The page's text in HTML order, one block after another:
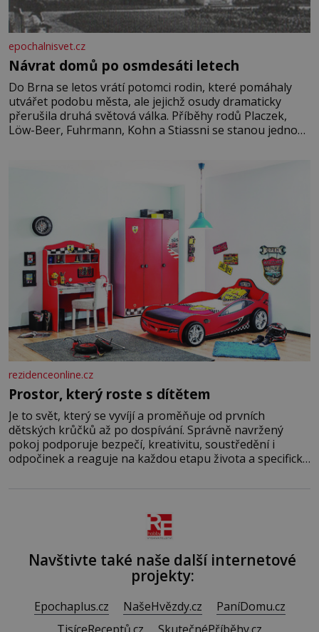
epochalnisvet.cz
Návrat domů po osmdesáti letech
Do Brna se letos vrátí potomci rodin, které pomáhaly
utvářet podobu města, ale jejichž osudy dramaticky
přerušila druhá světová válka. Příběhy rodů Placzek,
Löw-Beer, Fuhrmann, Kohn a Stiassni se stanou jednou
jednoduché. Místa, která si člověk pamatuje z rodinných
rezidenceonline.cz
Prostor, který roste s dítětem
Je to svět, který se vyvíjí a proměňuje od prvních
dětských krůčků až po dospívání. Správně navržený
pokoj podporuje bezpečí, kreativitu, soustředění i
odpočinek a reaguje na každou etapu života a specifické
Navštivte také naše další internetové
projekty:
Epochaplus.cz NašeHvězdy.cz
PaníDomu.cz